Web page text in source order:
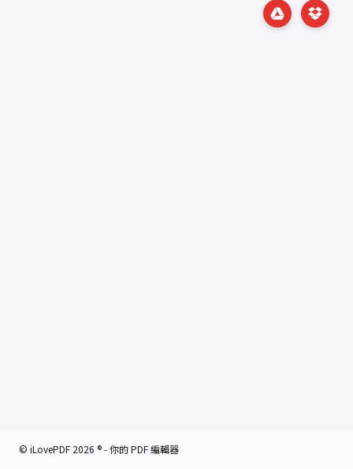
© iLovePDF 2026 ® - 你的 PDF 編輯器